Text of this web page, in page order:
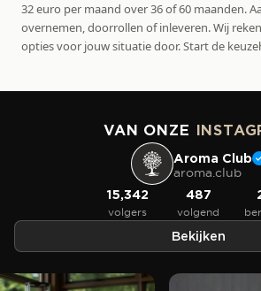
32 euro per maand over 36 of 60 maanden.
overnemen, doorrollen of inleveren. Wij
opties voor jouw situatie door. Start de
VAN ONZE
Aroma Club
aroma.club
15,342
volgers
487
volgend
Bekijken